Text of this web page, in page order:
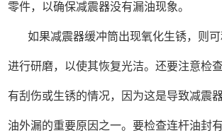
零件，以确保减震器没有漏油现象。
如果减震器缓冲筒出现氧化生锈，则可
进行研磨，以使其恢复光洁。还要注意检
有刮伤或生锈的情况，因为这是导致减震
油外漏的重要原因之一。要检查连杆油封